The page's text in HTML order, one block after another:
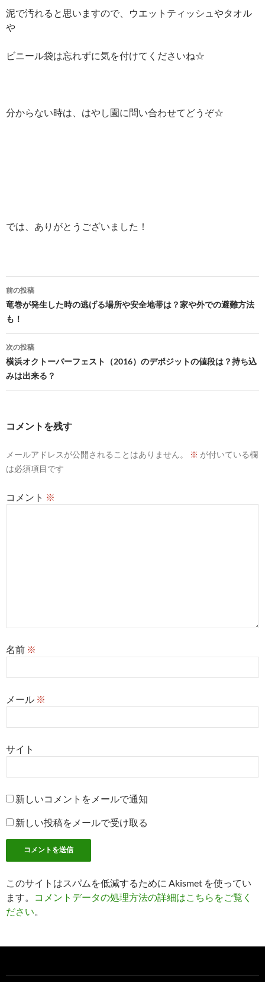
泥で汚れると思いますので、ウエットティッシュやタオル
や
ビニール袋は忘れずに気を付けてくださいね☆
分からない時は、はやし園に問い合わせてどうぞ☆
では、ありがとうございました！
投
稿
ナ
ビ
ゲ
ー
ョ
ン
前の投稿
竜巻が発生した時の逃げる場所や安全地帯は？家や外での避難方法
も！
次の投稿
横浜オクトーバーフェスト（2016）のデポジットの値段は？持ち込
みは出来る？
コメントを残す
メールアドレスが公開されることはありません。 ※ が付いている欄
は必須項目です
コメント ※
名前 ※
メール ※
サイト
新しいコメントをメールで通知
新しい投稿をメールで受け取る
このサイトはスパムを低減するために Akismet を使ってい
ます。
コメントデータの処理方法の詳細はこちらをご覧く
ださい。